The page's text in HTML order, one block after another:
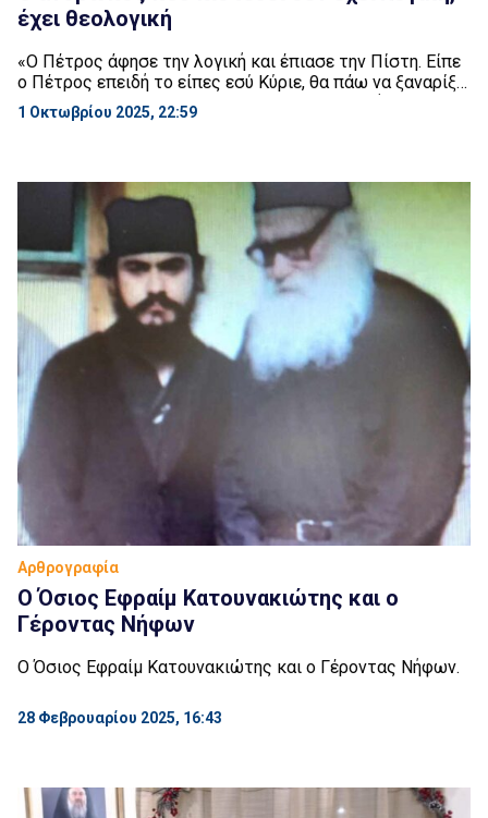
έχει θεολογική
«Ο Πέτρος άφησε την λογική και έπιασε την Πίστη. Είπε
ο Πέτρος επειδή το είπες εσύ Κύριε, θα πάω να ξαναρίξω
τα δίκτυα. Το κάνουμε εμείς αδελφοί μου; Συνήθως
αρκούμαστε στη λογική μας. Όταν είναι κάτι που
Κήρυγμα […]
1 Οκτωβρίου 2025, 22:59
Αρθρογραφία
Ο Όσιος Εφραίμ Κατουνακιώτης και ο
Γέροντας Νήφων
Ο Όσιος Εφραίμ Κατουνακιώτης και ο Γέροντας Νήφων.
28 Φεβρουαρίου 2025, 16:43